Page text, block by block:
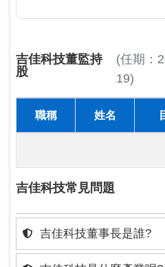
吉佳科技董監持
股
(任期：
19)
職稱 姓名
吉佳科技常見問題
吉佳科技董事長是誰?